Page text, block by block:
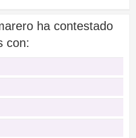
ha contestado
con: